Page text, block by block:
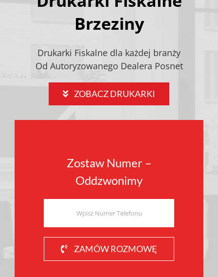
Brzeziny
Drukarki Fiskalne dla każdej branży
Od Autoryzowanego Dealera Posnet
ZOBACZ DRUKARKI
Zostaw Numer –
Oddzwonimy
ZAMÓW ROZMOWĘ